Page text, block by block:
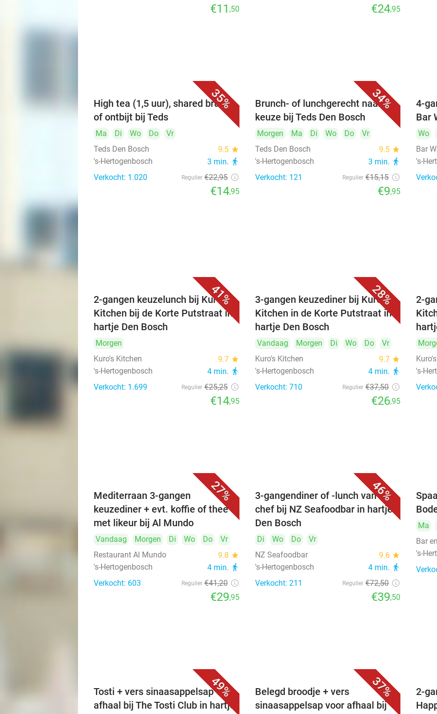
€11 ,50 €24,95
35%
High tea (1,5 uur), shared brunch
of ontbijt bij Teds
Ma Di Wo Do
Vr
Teds Den Bosch
9.5 star
's-Hertogenbosch 3 min. directions_walk
Verkocht: 1.020 Regulier €22,95
€14,95
34%
Brunch- of lunchgerecht naar
keuze bij Teds Den Bosch
Morgen Ma Di Wo Do
Vr
Teds Den Bosch
9.5 star
's-Hertogenbosch 3 min. directions_walk
Verkocht: 121 Regulier €15,15
€9,95
4-
Bar
Wo
Bar
's-
41%
2-gangen keuzelunch bij Kuro's
Kitchen bij de Korte Putstraat in
hartje Den Bosch
Morgen
Kuro's Kitchen
9.7 star
's-Hertogenbosch 4 min. directions_walk
Verkocht: 1.699 Regulier €25,25
€14,95
28%
3-gangen keuzediner bij Kuro's
Kitchen in de Korte Putstraat in
hartje Den Bosch
Vandaag Morgen Di Wo Do
Vr
Kuro's Kitchen
9.7 star
's-Hertogenbosch 4 min. directions_walk
Verkocht: 710 Regulier €37,50
€26,95
2-
's-
27%
Mediterraan 3-gangen
keuzediner + evt. koffie of thee
met likeur bij Al Mundo
Vandaag Morgen Di Wo Do
Vr
Restaurant Al Mundo
9.8 star
's-Hertogenbosch 4 min. directions_walk
Verkocht: 603 Regulier €41,20
€29,95
46%
3-gangendiner of -lunch van de
chef bij NZ Seafoodbar in hartje
Den Bosch
Di Wo Do
Vr
NZ Seafoodbar
9.6 star
's-Hertogenbosch 4 min. directions_walk
Verkocht: 211 Regulier €72,50
€39,50
Ma
Bar
's-
49%
Tosti + vers sinaasappelsap voor
afhaal bij The Tosti Club in hartje
37%
Belegd broodje + vers
sinaasappelsap voor afhaal bij
2-